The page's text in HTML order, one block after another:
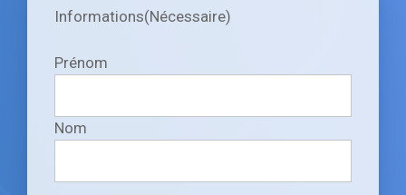
Informations(Nécessaire)
Prénom
Nom